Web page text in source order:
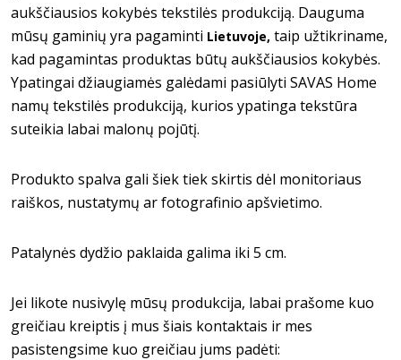
aukščiausios kokybės tekstilės produkciją. Dauguma
mūsų gaminių yra pagaminti Lietuvoje, taip užtikriname,
kad pagamintas produktas būtų aukščiausios kokybės.
Ypatingai džiaugiamės galėdami pasiūlyti SAVAS Home
namų tekstilės produkciją, kurios ypatinga tekstūra
suteikia labai malonų pojūtį.
Produkto spalva gali šiek tiek skirtis dėl monitoriaus
raiškos, nustatymų ar fotografinio apšvietimo.
Patalynės dydžio paklaida galima iki 5 cm.
Jei likote nusivylę mūsų produkcija, labai prašome kuo
greičiau kreiptis į mus šiais kontaktais ir mes
pasistengsime kuo greičiau jums padėti: